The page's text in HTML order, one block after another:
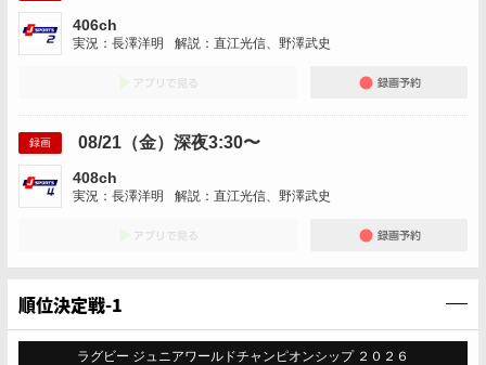
406ch
実況：長澤洋明 解説：直江光信、野澤武史
録画 08/21（金）深夜3:30〜
408ch
実況：長澤洋明 解説：直江光信、野澤武史
順位決定戦-1
ラグビー ジュニアワールドチャンピオンシップ ２０２６